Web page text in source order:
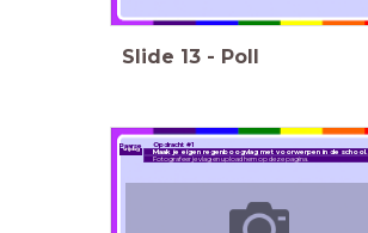
Slide 13 - Poll
Opdracht #1
Paarse
vrijdag
Fotografeer je vlag en upload hem op deze pagina.
Maak je eigen regenboogvlag met voorwerpen in de school.